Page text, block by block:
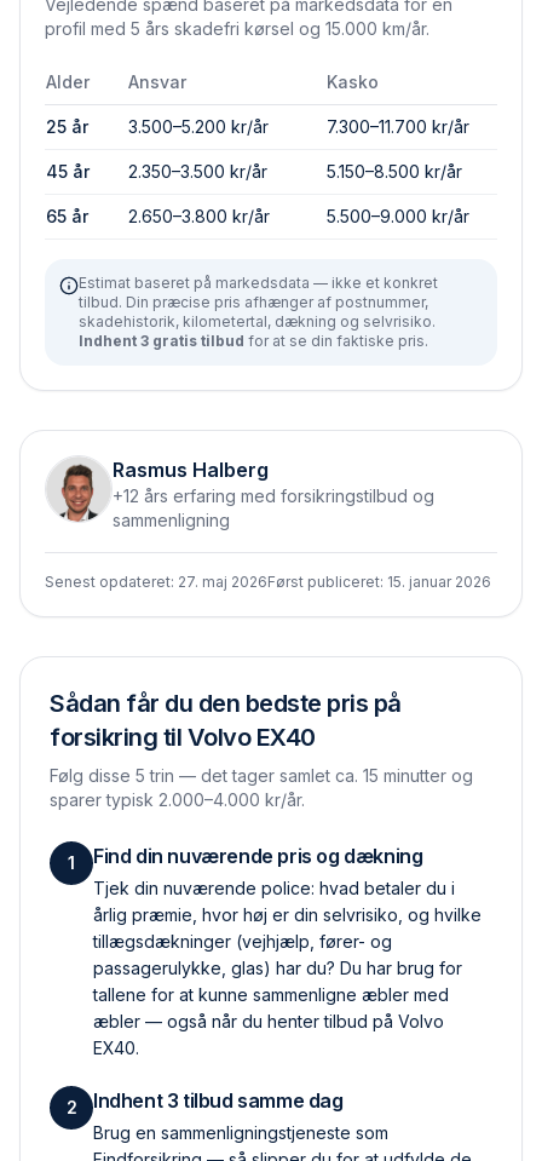
Vejledende spænd baseret på markedsdata for en
profil med 5 års skadefri kørsel og 15.000 km/år.
Alder Ansvar Kasko
25 år 3.500–5.200 kr/år 7.300–11.700 kr/år
45 år 2.350–3.500 kr/år 5.150–8.500 kr/år
65 år 2.650–3.800 kr/år 5.500–9.000 kr/år
Estimat baseret på markedsdata — ikke et konkret
tilbud. Din præcise pris afhænger af postnummer,
skadehistorik, kilometertal, dækning og selvrisiko.
Indhent 3 gratis tilbud for at se din faktiske pris.
Rasmus Halberg
+12 års erfaring med forsikringstilbud og
sammenligning
Senest opdateret: 27. maj 2026Først publiceret: 15. januar 2026
Sådan får du den bedste pris på
forsikring til Volvo EX40
Følg disse 5 trin — det tager samlet ca. 15 minutter og
sparer typisk 2.000–4.000 kr/år.
1 Find din nuværende pris og dækning
Tjek din nuværende police: hvad betaler du i
årlig præmie, hvor høj er din selvrisiko, og hvilke
tillægs­dækninger (vejhjælp, fører- og
passagerulykke, glas) har du? Du har brug for
tallene for at kunne sammenligne æbler med
æbler — også når du henter tilbud på Volvo
EX40.
2 Indhent 3 tilbud samme dag
Brug en sammenlignings­tjeneste som